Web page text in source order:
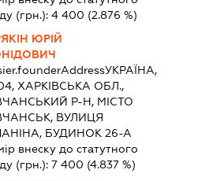
(грн.): 4 400 (2.876 %)
ЮРІЙ
УКРАЇНА,
ХАРКІВСЬКА ОБЛ.,
Р-Н, МІСТО
ВУЛИЦЯ
БУДИНОК 26-А
внеску до статутного
(грн.): 7 400 (4.837 %)